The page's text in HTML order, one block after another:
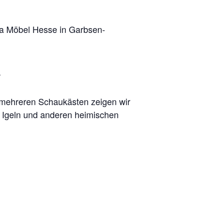
Möbel Hesse in Garbsen-
Schaukästen zeigen wir
und anderen heimischen